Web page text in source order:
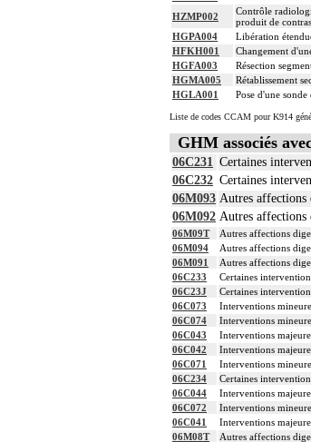
HZMP002
Contrôle
produit de
HGPA004
Libération
HFKH001
Changement
HGFA003
Résection
HGMA005
Rétablissement
HGLA001
Pose d'une
Liste de codes CCAM pour K914
GHM associés
06C231
Certaines
06C232 Certaines
06M093 Autres affections
06M092 Autres affections
06M09T
Autres affections
06M094
Autres affections
06M091
Autres affections
06C233
Certaines
06C23J
Certaines
06C073
Interventions
06C074
Interventions
06C043
Interventions
06C042
Interventions
06C071
Interventions
06C234
Certaines
06C044
Interventions
06C072
Interventions
06C041
Interventions
06M08T
Autres affections